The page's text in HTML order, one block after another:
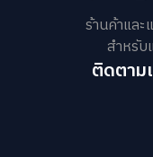
ร้านค้าและ
สำหรับ
ติดตาม